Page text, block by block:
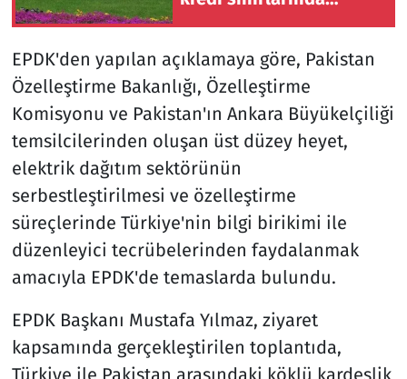
EPDK'den yapılan açıklamaya göre, Pakistan
Özelleştirme Bakanlığı, Özelleştirme
Komisyonu ve Pakistan'ın Ankara Büyükelçiliği
temsilcilerinden oluşan üst düzey heyet,
elektrik dağıtım sektörünün
serbestleştirilmesi ve özelleştirme
süreçlerinde Türkiye'nin bilgi birikimi ile
düzenleyici tecrübelerinden faydalanmak
amacıyla EPDK'de temaslarda bulundu.
EPDK Başkanı Mustafa Yılmaz, ziyaret
kapsamında gerçekleştirilen toplantıda,
Türkiye ile Pakistan arasındaki köklü kardeşlik